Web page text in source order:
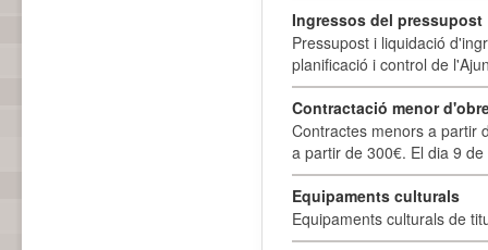
Ingressos del pressupost
Pressupost i liquidació
planificació i control de
Contractació menor
Contractes menors a partir
a partir de 300€. El dia 9
Equipaments culturals
Equipaments culturals de